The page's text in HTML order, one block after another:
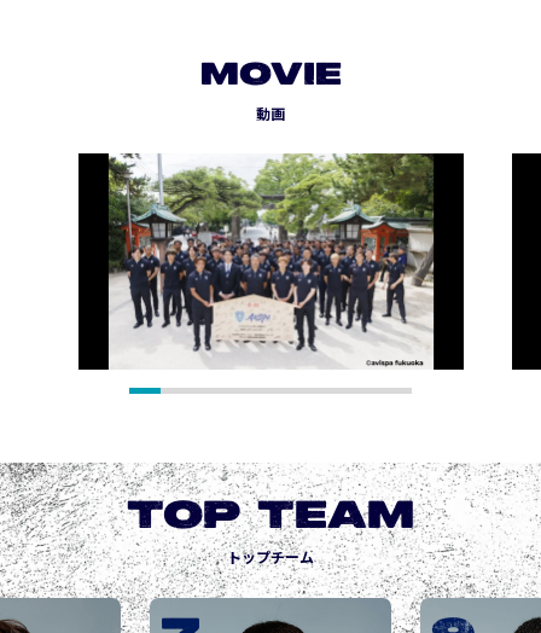
MOVIE
動画
TOP TEAM
トップチーム